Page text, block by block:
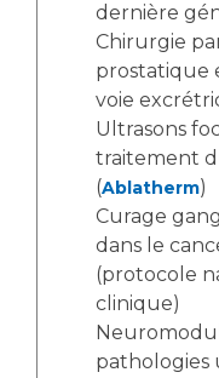
dernière
Chirurgie
prostatique
voie
Ultrasons
traitement
(Ablatherm)
Curage
dans le
(protocole
clinique)
pathologies